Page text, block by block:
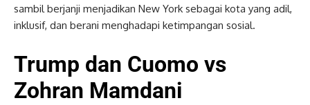
sambil berjanji menjadikan New York sebagai kota yang adil,
inklusif, dan berani menghadapi ketimpangan sosial.
Trump dan Cuomo vs
Zohran Mamdani